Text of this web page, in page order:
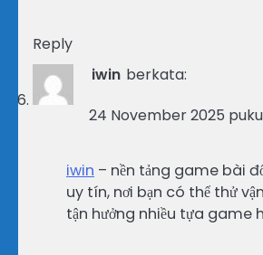
Reply
iwin berkata:
24 November 2025
iwin – nền tảng game bài
uy tín, nơi bạn có thể thử
tận hưởng nhiều tựa game